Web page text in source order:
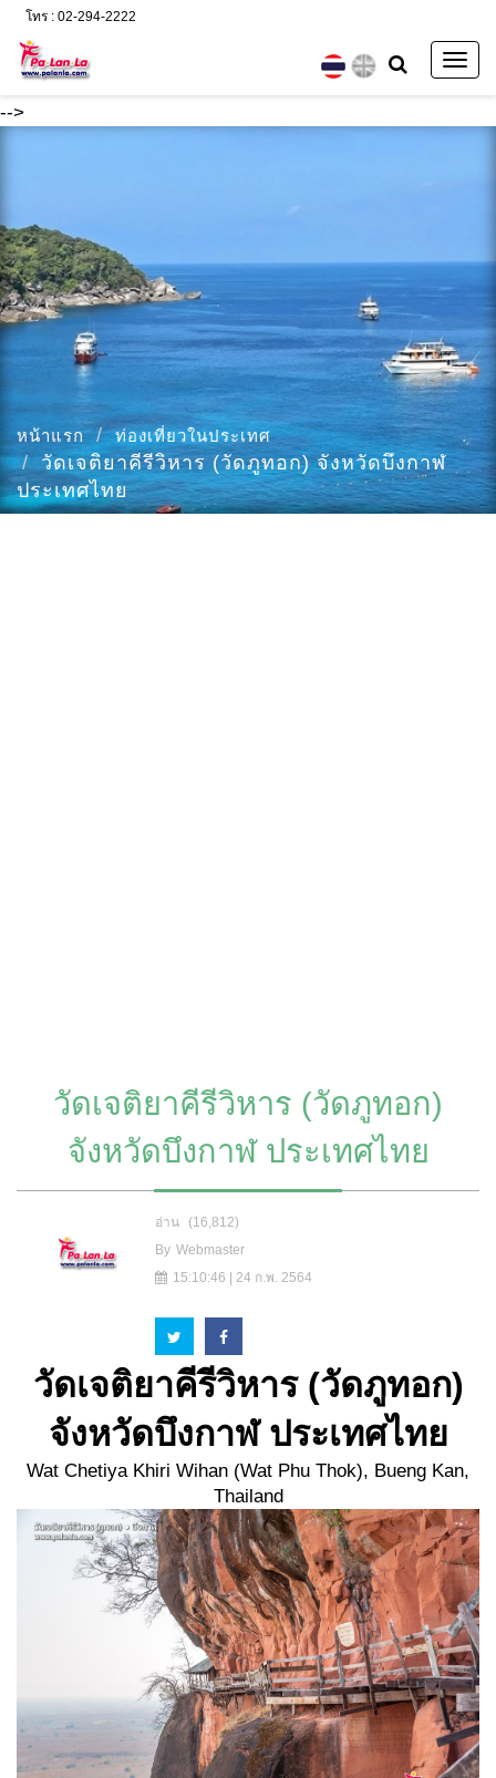
-->
โทร : 02-294-2222
หน้าแรก ท่องเที่ยวในประเทศ
วัดเจติยาคีรีวิหาร (วัดภูทอก) จังหวัดบึงกาฬ
ประเทศไทย
วัดเจติยาคีรีวิหาร (วัดภูทอก)
จังหวัดบึงกาฬ ประเทศไทย
อ่าน
(16,812)
By Webmaster
15:10:46 | 24 ก.พ. 2564
วัดเจติยาคีรีวิหาร(วัดภูทอก)
จังหวัดบึงกาฬ ประเทศไทย
Wat Chetiya Khiri Wihan (Wat Phu Thok), Bueng Kan,
Thailand